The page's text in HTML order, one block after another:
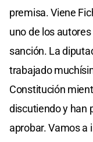
premisa. Viene
uno de los
sanción. La
trabajado
Constitución
discutiendo y han
aprobar. Vamos a